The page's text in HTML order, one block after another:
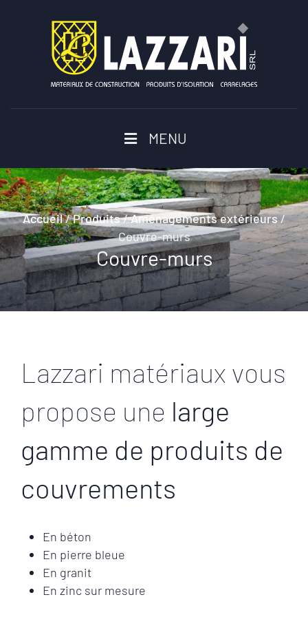
MENU
Accueil/Produits/Aménagements extérieurs/
Couvre-murs
Couvre-murs
Lazzari matériaux vous
propose une large
gamme de produits de
couvrements
En béton
En pierre bleue
En granit
En zinc sur mesure